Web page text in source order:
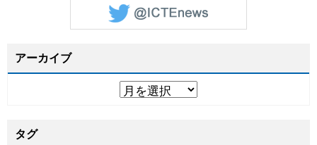
アーカイブ
タグ